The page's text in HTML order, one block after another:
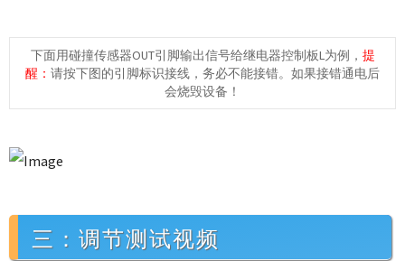
下面用碰撞传感器OUT引脚输出信号给继电器控制板L为例， 提
醒： 请按下图的引脚标识接线，务必不能接错。如果接错通电后
会烧毁设备！
三：调节测试视频